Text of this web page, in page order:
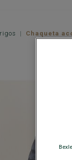
Chaqueta